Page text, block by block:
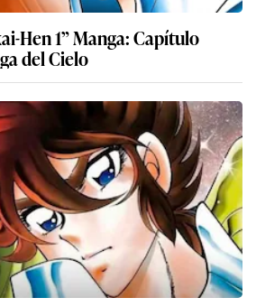
Hen 1” Manga: Capítulo
del Cielo